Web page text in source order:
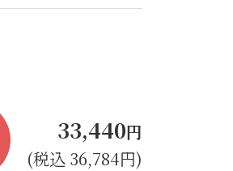
33,440円
(税込 36,784円)